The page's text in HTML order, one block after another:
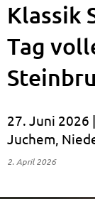
Klassik
Tag
27. Juni 2026
Juchem,
2. April 2026